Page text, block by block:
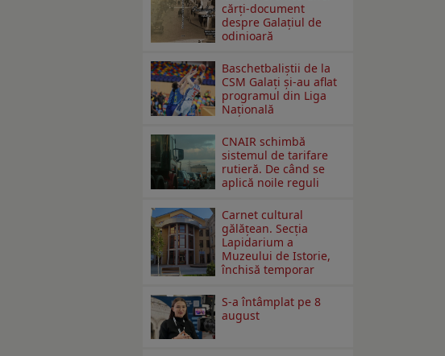
cărți-document
despre Galațiul de
odinioară
Baschetbaliștii de la
CSM Galați și-au aflat
programul din Liga
Națională
CNAIR schimbă
sistemul de tarifare
rutieră. De când se
aplică noile reguli
Carnet cultural
gălăţean. Secţia
Lapidarium a
Muzeului de Istorie,
închisă temporar
S-a întâmplat pe 8
august